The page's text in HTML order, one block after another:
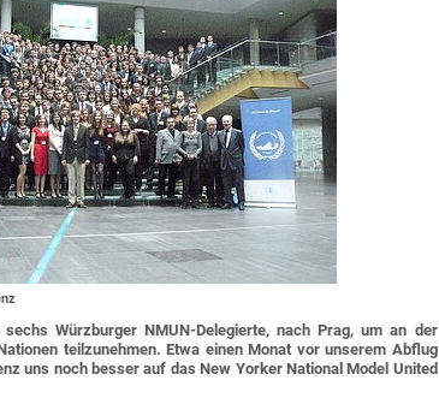
Würzburger NMUN-Delegierte, nach Prag, um an der
teilzunehmen. Etwa einen Monat vor unserem Abflug
uns noch besser auf das New Yorker National Model United